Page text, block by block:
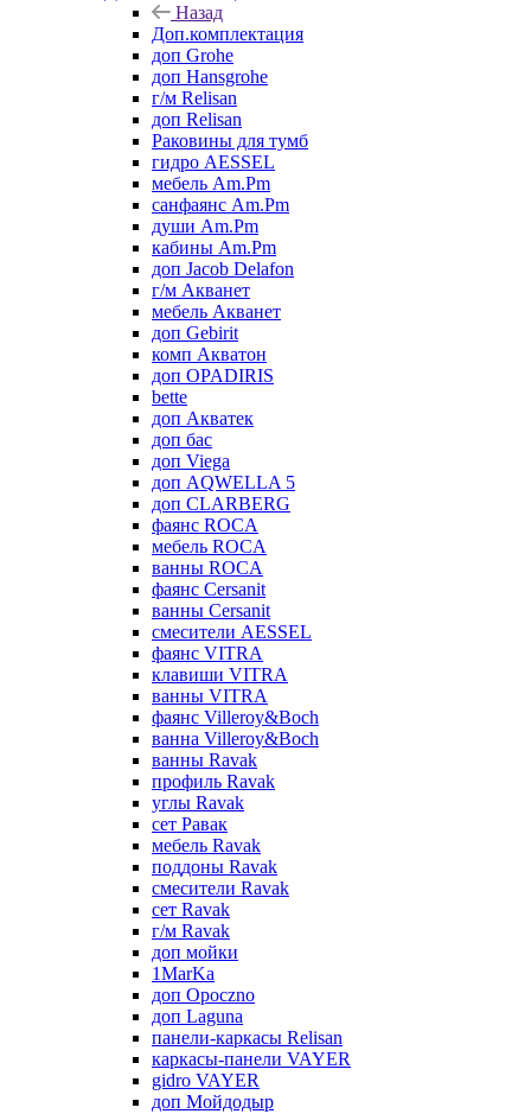
Назад
Доп.комплектация
доп Grohe
доп Hansgrohe
г/м Relisan
доп Relisan
Раковины для тумб
гидро AESSEL
мебель Am.Pm
санфаянс Am.Pm
души Am.Pm
кабины Am.Pm
доп Jacob Delafon
г/м Акванет
мебель Акванет
доп Gebirit
комп Акватон
доп OPADIRIS
bette
доп Акватек
доп бас
доп Viega
доп AQWELLA 5
доп CLARBERG
фаянс ROCA
мебель ROCA
ванны ROCA
фаянс Cersanit
ванны Cersanit
смесители AESSEL
фаянс VITRA
клавиши VITRA
ванны VITRA
фаянс Villeroy&Boch
ванна Villeroy&Boch
ванны Ravak
профиль Ravak
углы Ravak
сет Равак
мебель Ravak
поддоны Ravak
смесители Ravak
сет Ravak
г/м Ravak
доп мойки
1MarKa
доп Opoczno
доп Laguna
панели-каркасы Relisan
каркасы-панели VAYER
gidro VAYER
доп Мойдодыр